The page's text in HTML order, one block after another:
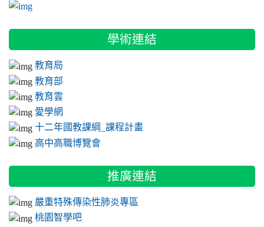
link to https://docs.google.com/document/d/
學術連結
教育局
教育部
教育雲
愛學網
十二年國教課綱_課程計畫
高中高職博覽會
推廣連結
嚴重特殊傳染性肺炎專區
桃園智學吧